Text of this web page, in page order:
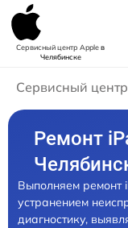
Сервисный центр Appleв
Челябинске
Сервисный центр
Ремонт
Выполняем ремонт
устранением
диагностику,